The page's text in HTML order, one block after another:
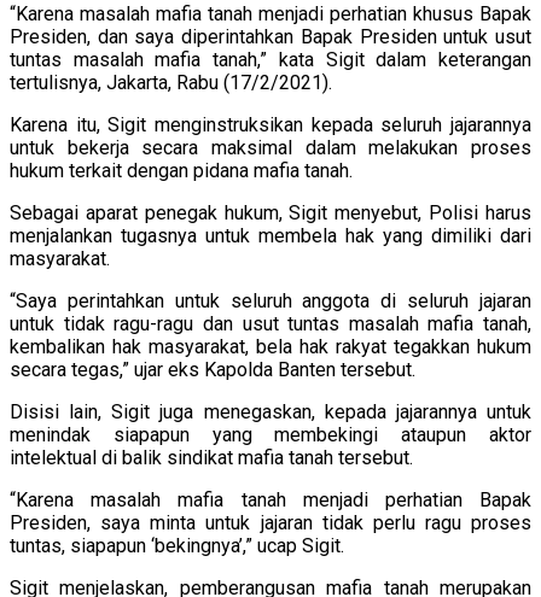
“Karena masalah mafia tanah menjadi perhatian khusus Bapak
Presiden, dan saya diperintahkan Bapak Presiden untuk usut
tuntas masalah mafia tanah,” kata Sigit dalam keterangan
tertulisnya, Jakarta, Rabu (17/2/2021).
Karena itu, Sigit menginstruksikan kepada seluruh jajarannya
untuk bekerja secara maksimal dalam melakukan proses
hukum terkait dengan pidana mafia tanah.
Sebagai aparat penegak hukum, Sigit menyebut, Polisi harus
menjalankan tugasnya untuk membela hak yang dimiliki dari
masyarakat.
“Saya perintahkan untuk seluruh anggota di seluruh jajaran
untuk tidak ragu-ragu dan usut tuntas masalah mafia tanah,
kembalikan hak masyarakat, bela hak rakyat tegakkan hukum
secara tegas,” ujar eks Kapolda Banten tersebut.
Disisi lain, Sigit juga menegaskan, kepada jajarannya untuk
menindak siapapun yang membekingi ataupun aktor
intelektual di balik sindikat mafia tanah tersebut.
“Karena masalah mafia tanah menjadi perhatian Bapak
Presiden, saya minta untuk jajaran tidak perlu ragu proses
tuntas, siapapun ‘bekingnya’,” ucap Sigit.
Sigit menjelaskan, pemberangusan mafia tanah merupakan